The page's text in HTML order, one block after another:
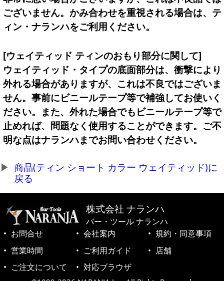
ございません。かみ合わせを重視される場合は、テ
ィン・ナランハをご利用ください。
[ウェイティッド ティンのおもり部分に関して]
ウェイティッド・タイプの底面部分は、衝撃により
外れる場合がありますが、これは不良ではございま
せん。事前にビニールテープ等で補強してお使いく
ださい。また、外れた場合でもビニールテープ等で
止めれば、問題なく使用することができます。ご不
明な点はナランハまでお問い合わせください。
商品(ティン ショート カラー ウェイティッド)に
戻る
株式会社 ナランハ
バー・ツール ナランハ
お問合せ
会社案内
規約・同意事項
営業時間
ご利用ガイド
店舗
ご注文について
対応ブラウザ